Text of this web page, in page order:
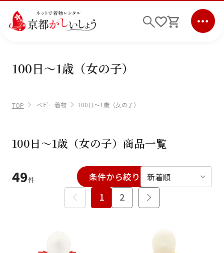
ログイン
ご利用ガイド
サポート
キーワード検索
検索
条件検索
100日～1歳（女の子）
TOP ベビー着物 100日～1歳（女の子）
100日～1歳（女の子）商品一覧
49件 条件から絞り込む絞り込む
1 2